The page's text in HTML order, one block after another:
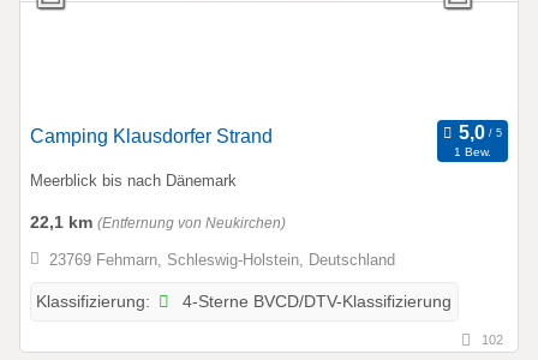
Camping Klausdorfer Strand
1 Bew.
Meerblick bis nach Dänemark
22,1 km (Entfernung von Neukirchen)
23769 Fehmarn, Schleswig-Holstein, Deutschland
Klassifizierung: 4-Sterne BVCD/DTV-Klassifizierung
102